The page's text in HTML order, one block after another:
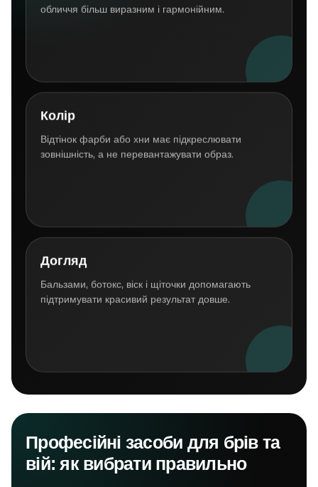
обличчя більш виразним і гармонійним.
Колір
Відтінок фарби або хни має підкреслювати
зовнішність, а не перевантажувати образ.
Догляд
Бальзами, ботокс, віск і щіточки допомагають
підтримувати красивий результат довше.
Професійні засоби для брів та
вій: як вибрати правильно